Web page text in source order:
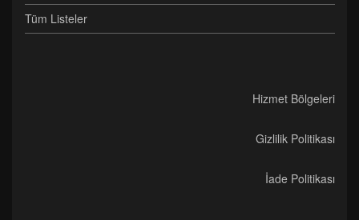
Tüm Listeler
Hizmet Bölgeleri
Gizlilik Politikası
İade Politikası